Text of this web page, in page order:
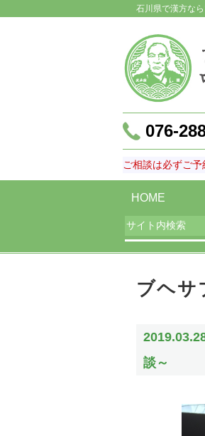
石川県で漢方な
076-
ご相談は必ずご
HOME
ブヘサ
談～